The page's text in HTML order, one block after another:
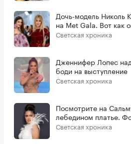
Дочь-модель Николь
на Met Gala. Вот как
Светская хроника
Дженнифер Лопес
боди на выступление
Светская хроника
Посмотрите на
лебедином платье.
Светская хроника